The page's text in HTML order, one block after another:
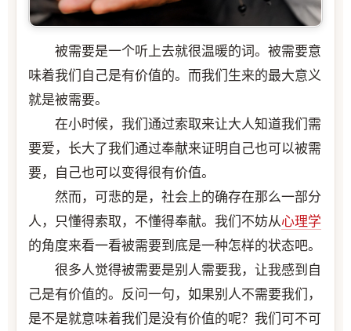
被需要是一个听上去就很温暖的词。被需要意
味着我们自己是有价值的。而我们生来的最大意义
就是被需要。
在小时候，我们通过索取来让大人知道我们需
要爱，长大了我们通过奉献来证明自己也可以被需
要，自己也可以变得很有价值。
然而，可悲的是，社会上的确存在那么一部分
人，只懂得索取，不懂得奉献。我们不妨从心理学
的角度来看一看被需要到底是一种怎样的状态吧。
很多人觉得被需要是别人需要我，让我感到自
己是有价值的。反问一句，如果别人不需要我们，
是不是就意味着我们是没有价值的呢？我们可不可